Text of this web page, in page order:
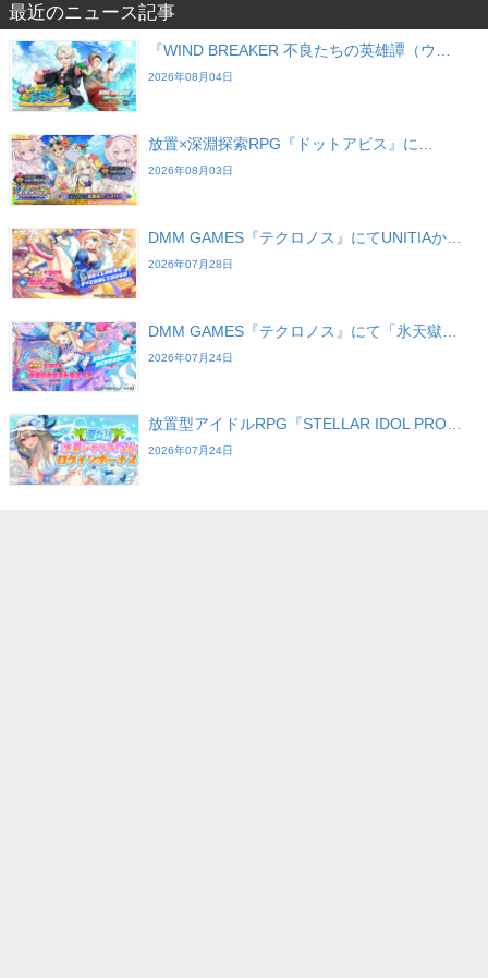
最近のニュース記事
『WIND BREAKER 不良たちの英雄譚（ウ…
2026年08月04日
放置×深淵探索RPG『ドットアビス』に…
2026年08月03日
DMM GAMES『テクロノス』にてUNITIAか…
2026年07月28日
DMM GAMES『テクロノス』にて「氷天獄…
2026年07月24日
放置型アイドルRPG『STELLAR IDOL PRO…
2026年07月24日